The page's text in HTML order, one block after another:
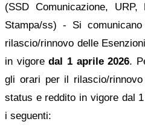
(SSD Comunicazione,
Stampa/ss) - Si
rilascio/rinnovo delle
in vigoredal 1 aprile 2026.
gli orari per il rilascio/
status e reddito in vigore dal
i seguenti: